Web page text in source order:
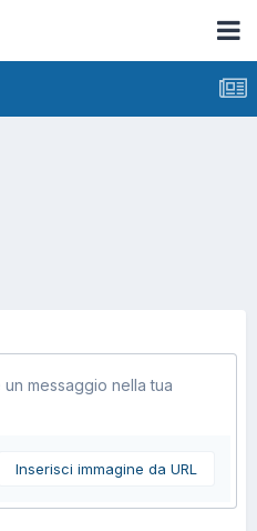
messaggio nella tua
Inserisci immagine da URL